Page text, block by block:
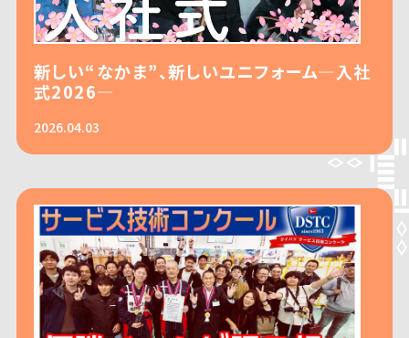
新しい“なかま”、新しいユニフォーム―入社
式2026―
2026.04.03